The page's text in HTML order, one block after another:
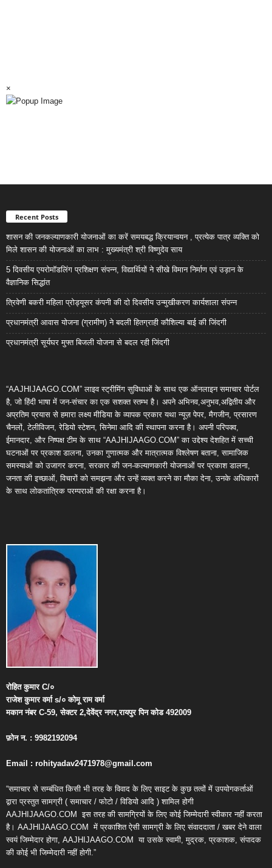
×
Recent Posts
शासन की जनकल्याणकारी योजनाओं का करें समयबद्ध क्रियान्वयन , प्रत्येक पात्र व्यक्ति को
मिले शासन की योजनाओं का लाभ : मुख्यमंत्री श्री विष्णुदेव साय
5 दिवसीय एयरोमॉडलिंग प्रशिक्षण संपन्न, विद्यार्थियों ने सीखे विमान निर्माण एवं उड़ान के
वैज्ञानिक सिद्धांत
त्रिवेणी बकरी महिला प्रोड्यूसर कंपनी की दो दिवसीय उन्मुखीकरण कार्यशाला संपन्न
प्रधानमंत्री आवास योजना (ग्रामीण) ने बदली हितग्राही कौशिल्या बाई की जिंदगी
प्रधानमंत्री सूर्यघर मुफ्त बिजली योजना से बदल रही जिंदगी
“AAJHIJAAGO.COM” लाइव स्ट्रीमिंग सुविधाओं के साथ एक ऑनलाइन समाचार पोर्टल
है, जो हिंदी भाषा में जन-संचार का एक सशक्त स्तम्भ है। अपने अभिनव,अनुभव,अद्वितीय और
अप्रतिम प्रयास से हमारा लक्ष्य मीडिया के व्यापक प्रकार यथा न्यूज़ पेपर, मैगजीन, प्रसारण
चैनलों, टेलीविजन, रेडियो स्टेशन, सिनेमा आदि की स्थापना करना है। अपनी परिपक्व,
ईमानदार, और निष्पक्ष टीम के साथ “AAJHIJAAGO.COM” का उद्देश्य देशहित में सच्ची
घटनाओं पर प्रकाश डालना, उनका गुणात्मक और मात्रात्मक विश्लेषण बताना, सामाजिक
समस्याओं को उजागर करना, सरकार की जन-कल्याणकारी योजनाओं पर प्रकाश डालना,
जनता की इच्छाओं, विचारों को समझना और उन्हें व्यक्त करने का मौका देना, उनके अधिकारों
के साथ लोकतांत्रिक परम्पराओं की रक्षा करना है।
रोहित कुमारC/०
राजेश कुमार वर्माs/० कोमू राम वर्मा
मकान नंबरC-59,सेक्टर2,देवेंद्र नगर,रायपुर पिन कोड492009
फ़ोन न. : 9982192094
Email : rohityadav2471978@gmail.com
“समाचार से सम्बंधित किसी भी तरह के विवाद के लिए साइट के कुछ तत्वों में उपयोगकर्ताओं
द्वारा प्रस्तुत सामग्री ( समाचार / फोटो / विडियो आदि ) शामिल होगी
AAJHIJAAGO.COM इस तरह की सामग्रियों के लिए कोई जिम्मेदारी स्वीकार नहीं करता
है। AAJHIJAAGO.COM में प्रकाशित ऐसी सामग्री के लिए संवाददाता / खबर देने वाला
स्वयं जिम्मेदार होगा, AAJHIJAAGO.COM या उसके स्वामी, मुद्रक, प्रकाशक, संपादक
की कोई भी जिम्मेदारी नहीं होगी.”